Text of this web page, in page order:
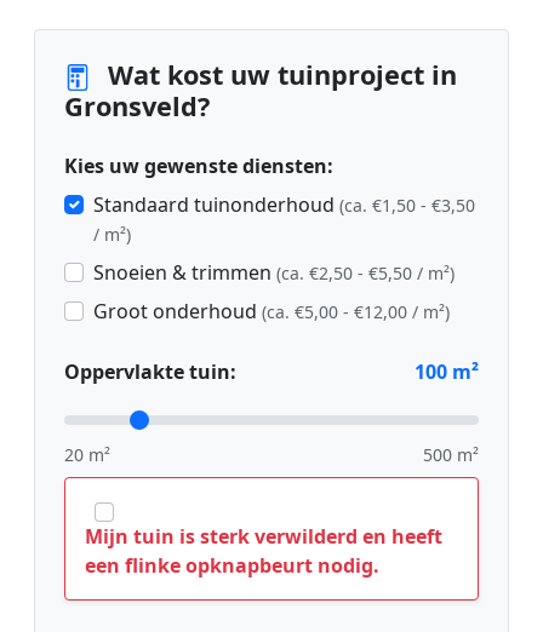
Wat kost uw tuinproject in
Gronsveld?
Kies uw gewenste diensten:
Standaard tuinonderhoud (ca. €1,50 - €3,50
/ m²)
Snoeien & trimmen (ca. €2,50 - €5,50 / m²)
Groot onderhoud (ca. €5,00 - €12,00 / m²)
Oppervlakte tuin: 100 m²
20 m² 500 m²
Mijn tuin is sterk verwilderd en heeft
een flinke opknapbeurt nodig.